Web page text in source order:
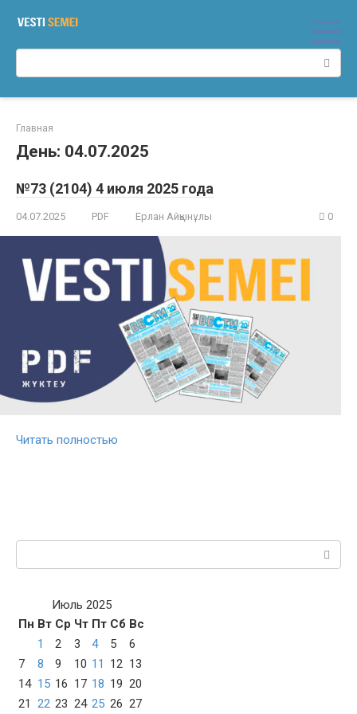
Главная
День: 04.07.2025
№73 (2104) 4 июля 2025 года
04.07.2025 PDF Ерлан Айқынұлы 0
Читать полностью
Поиск:
Июль 2025
Пн Вт Ср Чт Пт Сб Вс
1
2 3 4 5
6
7
8 9 10 11 12 13
14 15 16 17 18 19 20
21
22 23 24 25 26 27